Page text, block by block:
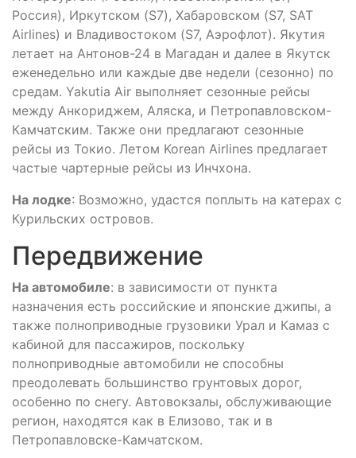
Россия), Иркутском (S7), Хабаровском (S7, SAT
Airlines) и Владивостоком (S7, Аэрофлот). Якутия
летает на Антонов-24 в Магадан и далее в Якутск
еженедельно или каждые две недели (сезонно) по
средам. Yakutia Air выполняет сезонные рейсы
между Анкориджем, Аляска, и Петропавловском-
Камчатским. Также они предлагают сезонные
рейсы из Токио. Летом Korean Airlines предлагает
частые чартерные рейсы из Инчхона.
На лодке: Возможно, удастся поплыть на катерах с
Курильских островов.
Передвижение
На автомобиле: в зависимости от пункта
назначения есть российские и японские джипы, а
также полноприводные грузовики Урал и Камаз с
кабиной для пассажиров, поскольку
полноприводные автомобили не способны
преодолевать большинство грунтовых дорог,
особенно по снегу. Автовокзалы, обслуживающие
регион, находятся как в Елизово, так и в
Петропавловске-Камчатском.